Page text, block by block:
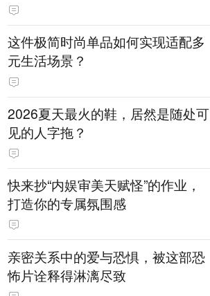
这件极简时尚单品如何实现适配多
元生活场景？
2026夏天最火的鞋，居然是随处可
见的人字拖？
快来抄“内娱审美天赋怪”的作业，
打造你的专属氛围感
亲密关系中的爱与恐惧，被这部恐
怖片诠释得淋漓尽致